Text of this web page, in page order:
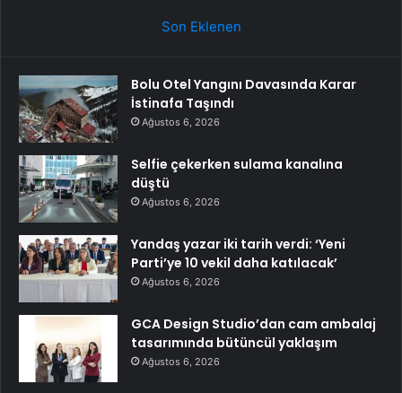
Son Eklenen
Bolu Otel Yangını Davasında Karar
İstinafa Taşındı
Ağustos 6, 2026
Selfie çekerken sulama kanalına
düştü
Ağustos 6, 2026
Yandaş yazar iki tarih verdi: ‘Yeni
Parti’ye 10 vekil daha katılacak’
Ağustos 6, 2026
GCA Design Studio’dan cam ambalaj
tasarımında bütüncül yaklaşım
Ağustos 6, 2026